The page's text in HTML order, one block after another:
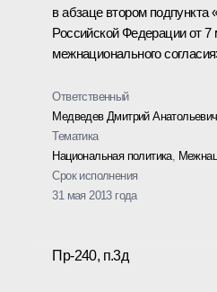
в абзаце втором подпункта
Российской Федерации от
межнационального
Ответственный
Медведев Дмитрий Анатольевич
Тематика
Национальная политика,
Срок исполнения
31 мая 2013 года
Пр-240, п.3д